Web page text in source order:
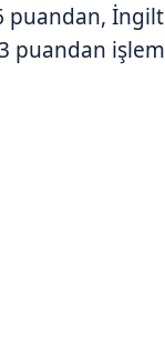
puandan,
puandan